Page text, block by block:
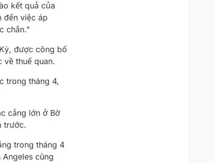
kết quả của
đến việc áp
chắn."
được công bố
về thuế quan.
trong tháng 4,
cảng lớn ở Bờ
trước.
trong tháng 4
cũng